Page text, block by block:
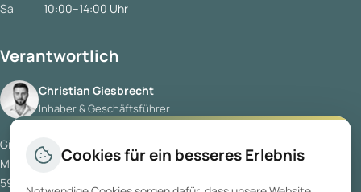
Sa
10:00–14:00 Uhr
Verantwortlich
Christian Giesbrecht
Inhaber & Geschäftsführer
Giesbrecht Immobilien GmbH
Münsterstraße 5
59065 Hamm
Cookies für ein besseres Erlebnis